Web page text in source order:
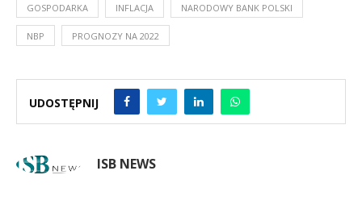
GOSPODARKA INFLACJA NARODOWY BANK POLSKI
NBP PROGNOZY NA 2022
UDOSTĘPNIJ
ISB NEWS